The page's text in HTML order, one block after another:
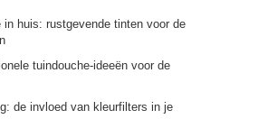
in huis: rustgevende tinten voor de
tuindouche-ideeën voor de
de invloed van kleurfilters in je